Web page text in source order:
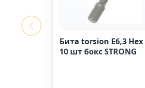
Бита torsion E6,3 Hex
10 шт бокс STRONG